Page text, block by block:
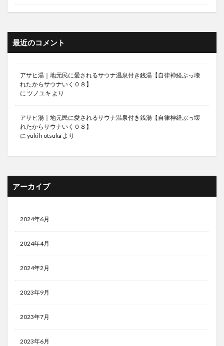
最近のコメント
アサヒ湯｜地元民に愛されるサウナ温泉付き銭湯【自律神経ぶっ壊
れたからサウナいく０８】
に ツノユキ より
アサヒ湯｜地元民に愛されるサウナ温泉付き銭湯【自律神経ぶっ壊
れたからサウナいく０８】
に yuki h otsuka より
アーカイブ
2024年6月
2024年4月
2024年2月
2023年9月
2023年7月
2023年6月